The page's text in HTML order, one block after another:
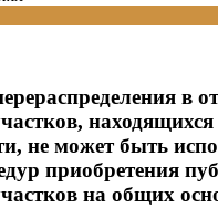
в
не может быть
приобретения
на общих